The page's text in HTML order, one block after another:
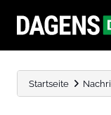
Startseite